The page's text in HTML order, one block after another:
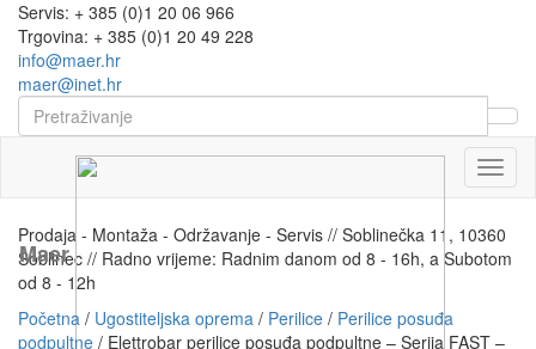
Servis: + 385 (0)1 20 06 966
Trgovina: + 385 (0)1 20 49 228
info@maer.hr
maer@inet.hr
Maer
Prodaja - Montaža - Održavanje - Servis // Soblinečka 11, 10360
Soblinec // Radno vrijeme: Radnim danom od 8 - 16h, a Subotom
od 8 - 12h
Početna / Ugostiteljska oprema / Perilice / Perilice posuđa
podpultne / Elettrobar perilice posuđa podpultne – Serija FAST –